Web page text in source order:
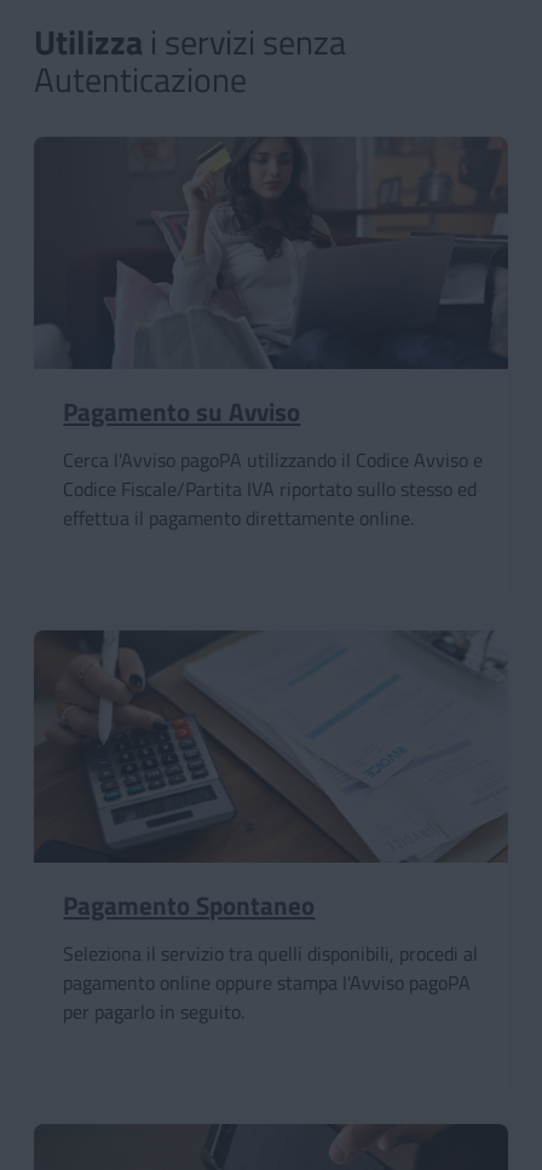
Utilizzai servizi senza
Utilizza i servizi senza
Autenticazione
Pagamento su Avviso
Cerca l'Avviso pagoPA utilizzando il Codice Avviso e
Codice Fiscale/Partita IVA riportato sullo stesso ed
effettua il pagamento direttamente online.
Pagamento Spontaneo
Seleziona il servizio tra quelli disponibili, procedi al
pagamento online oppure stampa l'Avviso pagoPA
per pagarlo in seguito.